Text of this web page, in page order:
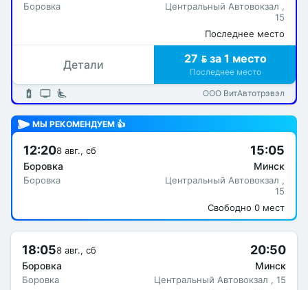
Боровка
Центральный Автовокзал ,
15
Последнее место
Детали 27  за 1 место
Последнее место
ООО ВитАвтотрэвэл
МЫ РЕКОМЕНДУЕМ 👍
12:208 авг., сб
Боровка
Боровка
15:05
Минск
Центральный Автовокзал ,
15
Свободно 0 мест
18:058 авг., сб
Боровка
Боровка
20:50
Минск
Центральный Автовокзал , 15